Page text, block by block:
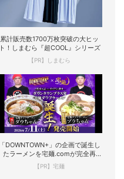
累計販売数1700万枚突破の大ヒッ
ト！しまむら『超COOL』シリーズ
【PR】しまむら
「DOWNTOWN+」の企画で誕生し
たラーメンを宅麺.comが完全再
現！
【PR】宅麺